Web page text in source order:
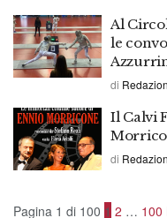
Al
le
di
Il Calvi
di
Pagina 1 di 100 1 2 … 100